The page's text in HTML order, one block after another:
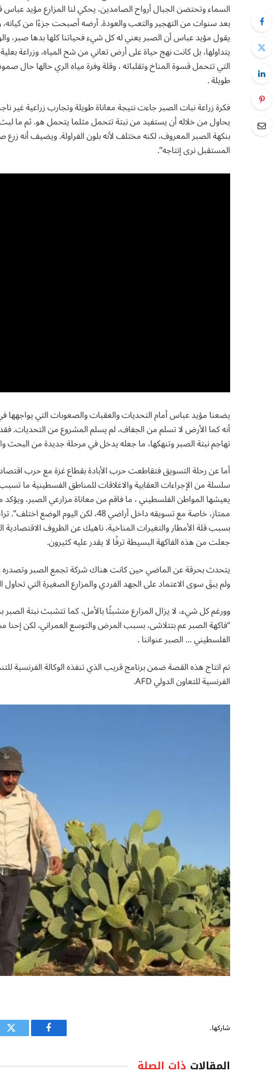
السماء وتحتضن الجبال أرواح الصامدين، يحكي لنا المزارع مؤيد عباس
بعد سنوات من التهجير والتعب والعودة. أرضه أصبحت جزءًا من كيانه،
يقول مؤيد عباس أن الصبر يعني له كل شيء فحياتنا كلها بدها صبر،
يتداولها، بل كانت نهج حياة على أرض تعاني من شح المياه، وزراعة
التي تتحمل قسوة المناخ وتقلباته ، وقلة وفرة مياه الري حالها
طويلة .
فكرة زراعة نبات الصبر جاءت نتيجة معاناة طويلة وتجارب زراعية غير
يحاول من خلاله أن يستفيد من نبتة تتحمل مثلما يتحمل هو. ثم ما لبث
بنكهة الصبر المعروف، لكنه مختلف لأنه بلون الفراولة. ويضيف أنه زرع
المستقبل نرى إنتاجه”.
يضعنا مؤيد عباس أمام التحديات والعقبات والصعوبات التي يواجهها
أنه كما الأرض لا تسلم من الجفاف، لم يسلم المشروع من التحديات. فقد
تهاجم نبتة الصبر وتنهكها، ما جعله يدخل في مرحلة جديدة من البحث
أما عن رحلة التسويق فتقاطعت حرب الأبادة بقطاع غزة مع حرب
سلسلة من الإجراءات العقابية والاغلاقات للمناطق الفسطينية ما
يعيشها المواطن الفلسطيني ، ما فاقم من معاناة مزارعي الصبر،
ممتاز، خاصة مع تسويقه داخل أراضي 48، لكن
بسبب قلة الأمطار والتغيرات المناخية، ناهيك عن الظروف
جعلت من هذه الفاكهة البسيطة ترفًا لا يقدر عليه كثيرون.
يتحدث بحرقة عن الماضي حين كانت هناك شركة تجمع الصبر وتصدره
ولم يبقَ سوى الاعتماد على الجهد الفردي والمزارع الصغيرة التي تحاول
وورغم كل شيء، لا يزال المزارع متشبثًا بالأمل، كما تتشبث نبتة
“فاكهة الصبر عم بتتلاشى، بسبب المرض والتوسع العمراني، لكن
الفلسطيني … الصبر عنواننا .
الفرنسية للتعاون الدولي AFD.
شاركها.
فيسبوك
المقالات ذات الصلة